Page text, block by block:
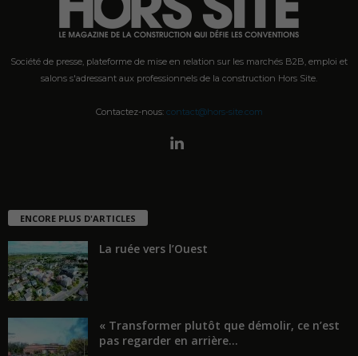
Société de presse, plateforme de mise en relation sur les marchés B2B, emploi et
salons s'adressant aux professionnels de la construction Hors Site.
Contactez-nous: contact@hors-site.com
ENCORE PLUS D'ARTICLES
La ruée vers l’Ouest
« Transformer plutôt que démolir, ce n’est
pas regarder en arrière...